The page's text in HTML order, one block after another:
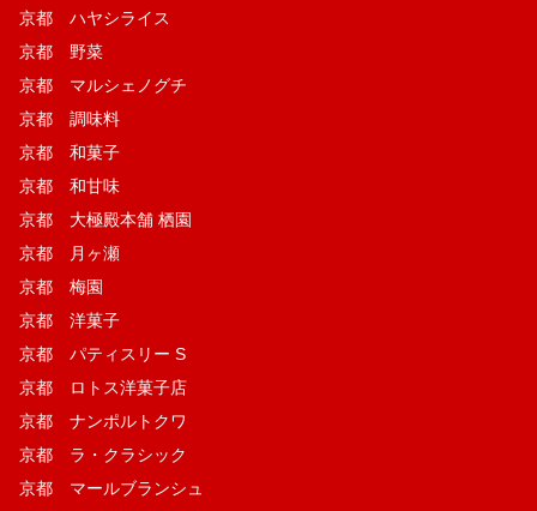
京都 ハヤシライス
京都 野菜
京都 マルシェノグチ
京都 調味料
京都 和菓子
京都 和甘味
京都 大極殿本舗 栖園
京都 月ヶ瀬
京都 梅園
京都 洋菓子
京都 パティスリー S
京都 ロトス洋菓子店
京都 ナンポルトクワ
京都 ラ・クラシック
京都 マールブランシュ